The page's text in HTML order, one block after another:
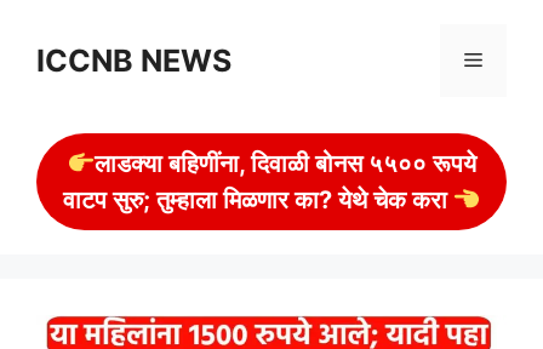
ICCNB NEWS Menu
लाडक्या बहिणींना, दिवाळी बोनस ५५०० रूपये
वाटप सुरु; तुम्हाला मिळणार का? येथे चेक करा